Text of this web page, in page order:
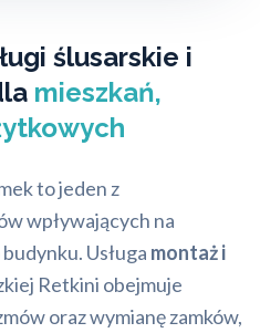
ślusarskie i
mieszkań,
to jeden z
wpływających na
Usługa montaż i
Retkini obejmuje
oraz wymianę zamków,